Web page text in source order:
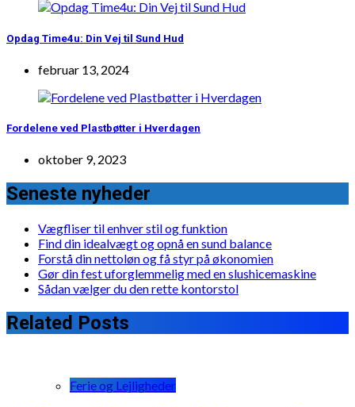
Opdag Time4u: Din Vej til Sund Hud
februar 13, 2024
Fordelene ved Plastbøtter i Hverdagen
oktober 9, 2023
Seneste nyheder
Vægfliser til enhver stil og funktion
Find din idealvægt og opnå en sund balance
Forstå din nettoløn og få styr på økonomien
Gør din fest uforglemmelig med en slushicemaskine
Sådan vælger du den rette kontorstol
Related Posts
Ferie og Lejligheder